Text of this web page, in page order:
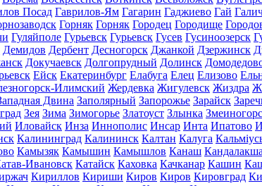
Посад Гаврилов-Ям Гагарин Гаджиево Гай
Горняк Горняк Городец Городище
Гуляйполе Гурьевск Гурьевск Гусев Гусиноозерск
Демидов Дербент Десногорск Джанкой Дзержинск
Докучаевск Долгопрудный Долинск
Ейск Екатеринбург Елабуга Елец Елизово
Илимский Жердевка Жигулевск Жиздра
Двина Заполярный Запорожье Зарайск
Зея Зима Зимогорье Златоуст Злынка
Иловайск Инза Иннополис Инсар Инта Ипатово
Калининград Калининск Калтан Калуга
Камызяк Камышин Камышлов Канаш Кандалакша
Ивановск Катайск Каховка Качканар Кашин
Кириллов Кириши Киров Киров Кировград